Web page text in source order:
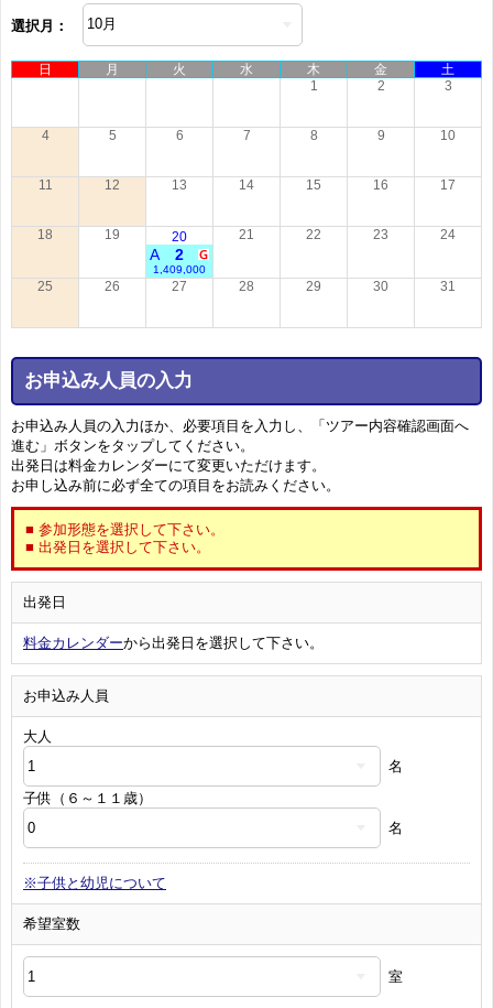
選択月：
日 月 火 水 木 金
土
1
2 3
4 5 6 7 8 9 10
11 12 13 14 15 16 17
18 19 20
2
A
1,409,000
21 22 23 24
25 26 27 28 29 30 31
お申込み人員の入力
お申込み人員の入力ほか、必要項目を入力し、「ツアー内容確認画面へ
進む」ボタンをタップしてください。
出発日は料金カレンダーにて変更いただけます。
お申し込み前に必ず全ての項目をお読みください。
■ 参加形態を選択して下さい。
■ 出発日を選択して下さい。
出発日
料金カレンダーから出発日を選択して下さい。
お申込み人員
大人
名
子供（６～１１歳）
名
※子供と幼児について
希望室数
室